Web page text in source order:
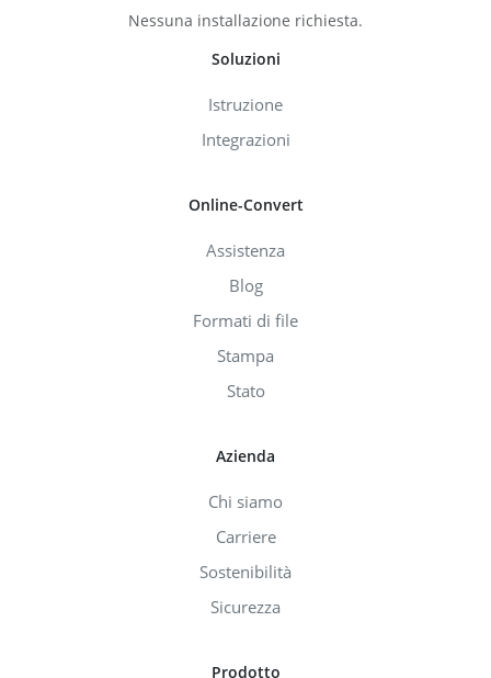
Nessuna installazione richiesta.
Soluzioni
Istruzione
Integrazioni
Online-Convert
Assistenza
Blog
Formati di file
Stampa
Stato
Azienda
Chi siamo
Carriere
Sostenibilità
Sicurezza
Prodotto